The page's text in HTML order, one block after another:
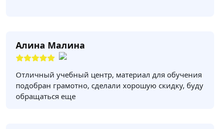
Алина Малина
Отличный учебный центр, материал для обучения
подобран грамотно, сделали хорошую скидку, буду
обращаться еще